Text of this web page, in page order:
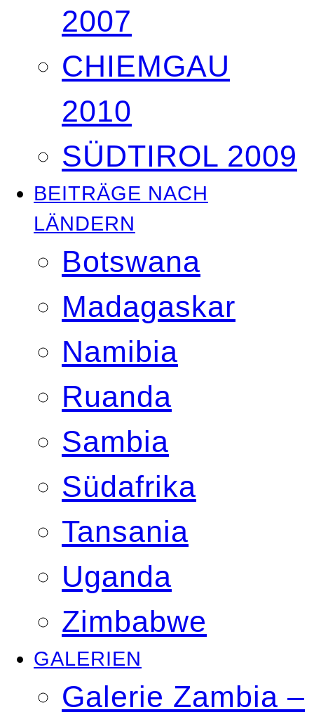
2007
CHIEMGAU
2010
SÜDTIROL 2009
BEITRÄGE NACH
LÄNDERN
Botswana
Madagaskar
Namibia
Ruanda
Sambia
Südafrika
Tansania
Uganda
Zimbabwe
GALERIEN
Galerie Zambia –